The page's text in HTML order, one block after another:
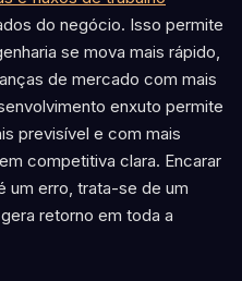
do negócio. Isso permite
se mova mais rápido,
de mercado com mais
enxuto permite
previsível e com mais
competitiva clara. Encarar
um erro, trata-se de um
retorno em toda a